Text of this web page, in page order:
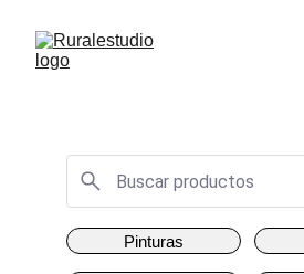
Pinturas